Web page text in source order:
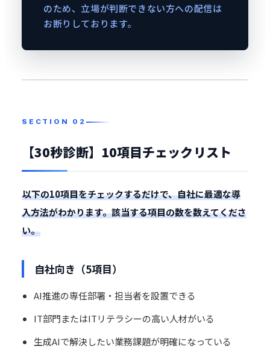
のため、立場が判断できない方への配信は
お断りしております。
【30秒診断】10項目チェックリスト
以下の10項目をチェックするだけで、自社に最適な導
入方法がわかります。該当する項目の数を数えてくださ
い。
自社向き（5項目）
AI推進の専任部署・担当者を設置できる
IT部門またはITリテラシーの高い人材がいる
生成AIで解決したい業務課題が明確になっている